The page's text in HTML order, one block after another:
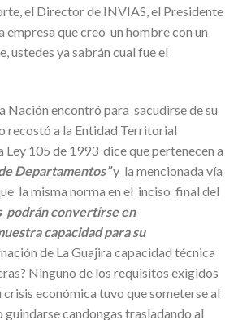
el Director de INVIAS, el Presidente
que creó un hombre con un
ustedes ya sabrán cual fue el
Nación encontró para sacudirse de su
recostó a la Entidad Territorial
105 de 1993 dice que pertenecen a
Departamentos”y la mencionada vía
la misma norma en el inciso final del
podrán convertirse en
capacidad para su
de La Guajira capacidad técnica
Ninguno de los requisitos exigidos
económica tuvo que someterse al
candongas trasladando al